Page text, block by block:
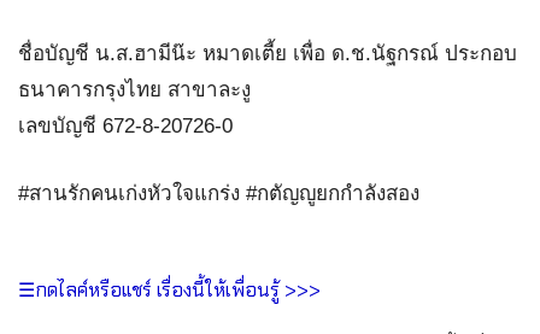
ชื่อบัญชี น.ส.ฮามีน๊ะ หมาดเตี้ย เพื่อ ด.ช.นัฐกรณ์ ประกอบ
ธนาคารกรุงไทย สาขาละงู
เลขบัญชี 672-8-20726-0
#สานรักคนเก่งหัวใจแกร่ง #กตัญญูยกกำลังสอง
☰กดไลค์หรือแชร์ เรื่องนี้ให้เพื่อนรู้ >>>